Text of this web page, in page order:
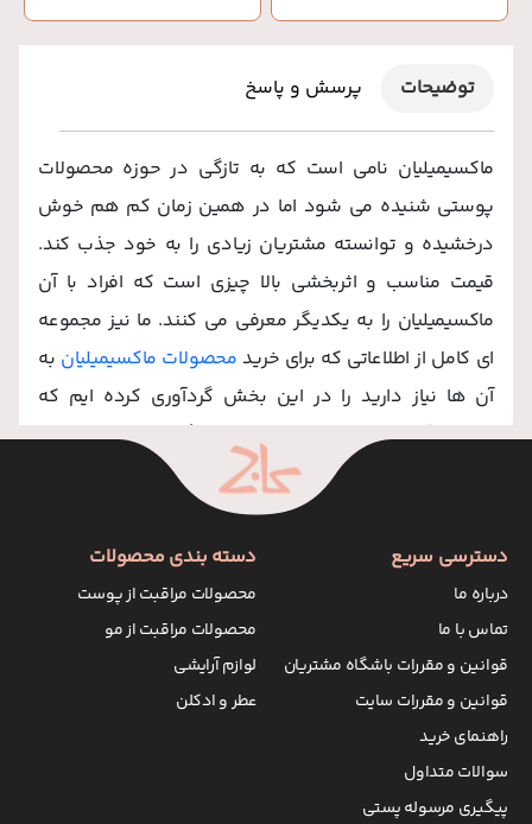
توضیحات پرسش و پاسخ
ماکسیمیلیان نامی است که به تازگی در حوزه محصولات
پوستی شنیده می شود اما در همین زمان کم هم خوش
درخشیده و توانسته مشتریان زیادی را به خود جذب کند.
قیمت مناسب و اثربخشی بالا چیزی است که افراد با آن
ماکسیمیلیان را به یکدیگر معرفی می کنند. ما نیز مجموعه
ای کامل از اطلاعاتی که برای خرید محصولات ماکسیمیلیان به
آن ها نیاز دارید را در این بخش گردآوری کرده ایم که
خواندن آن زمان بسیار کمی از شما می گیرد ولی به شناخت
بهتر شما از این برند موفق ایرانی کمک خواهد کرد.
معرفی برند ماکسیمیلیان
ماکسیمیلیان (maximilian) یک برند ایرانی است که در حوزه
تولید محصولات مراقبتی پوست و مو فعالیت می کند. این
برند یکی از برندهای شرکت توسعه وشه خاورمیانه است.
خوب است بدانید برندهای ژاک آندرل و وچه از دیگر برندهای
زیرمجموعه این شرکت هستند. برند ماکسیمیلیان به
استفاده از ترکیبات موثر گیاهی در محصولاتش توجه ویژه
کرده و در هیچ کدام از مراحل تولید، آن ها را بر روی حیوانات
دسترسی سریع
درباره ما
تماس با ما
قوانین و مقررات باشگاه مشتریان
قوانین و مقررات سایت
راهنمای خرید
سوالات متداول
پیگیری مرسوله پستی
دسته بندی محصولات
محصولات مراقبت از پوست
محصولات مراقبت از مو
لوازم آرایشی
عطر و ادکلن